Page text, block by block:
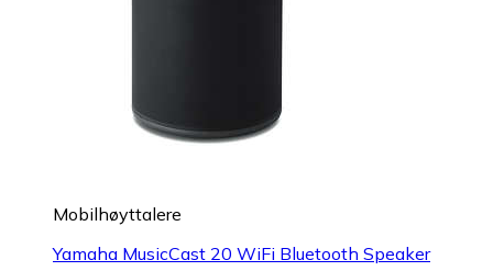
Mobilhøyttalere
Yamaha MusicCast 20 WiFi Bluetooth Speaker